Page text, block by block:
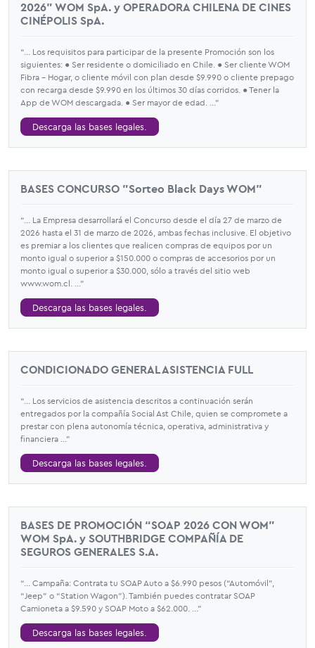
2026" WOM SpA. y OPERADORA CHILENA DE CINES
CINÉPOLIS SpA.
“... Los requisitos para participar de la presente Promoción son los
siguientes: ● Ser residente o domiciliado en Chile. ● Ser cliente WOM
Fibra - Hogar, o cliente móvil con plan desde $9.990 o cliente prepago
con recarga desde $9.990 en los últimos 30 días corridos. ● Tener la
App de WOM descargada. ● Ser mayor de edad. ...”
Descarga las bases legales.
BASES CONCURSO "Sorteo Black Days WOM"
“... La Empresa desarrollará el Concurso desde el día 27 de marzo de
2026 hasta el 31 de marzo de 2026, ambas fechas inclusive. El objetivo
es premiar a los clientes que realicen compras de equipos por un
monto igual o superior a $150.000 o compras de accesorios por un
monto igual o superior a $30.000, sólo a través del sitio web
www.wom.cl. ...”
Descarga las bases legales.
CONDICIONADO GENERAL ASISTENCIA FULL
“... Los servicios de asistencia descritos a continuación serán
entregados por la compañía Social Ast Chile, quien se compromete a
prestar con plena autonomía técnica, operativa, administrativa y
financiera ...”
Descarga las bases legales.
BASES DE PROMOCIÓN “SOAP 2026 CON WOM"
WOM SpA. y SOUTHBRIDGE COMPAÑÍA DE
SEGUROS GENERALES S.A.
“... Campaña: Contrata tu SOAP Auto a $6.990 pesos (“Automóvil”,
“Jeep” o “Station Wagon”). También puedes contratar SOAP
Camioneta a $9.590 y SOAP Moto a $62.000. ...”
Descarga las bases legales.